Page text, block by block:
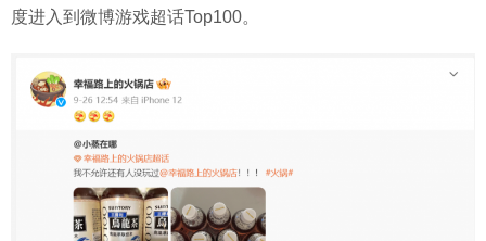
度进入到微博游戏超话Top100。